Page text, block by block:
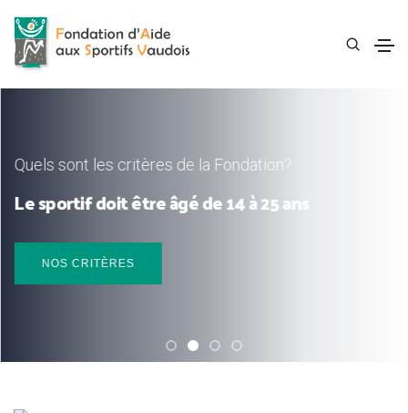
Quels sont les critères de la Fondation?
Le sportif doit être âgé de 14 à 25 ans
NOS CRITÈRES